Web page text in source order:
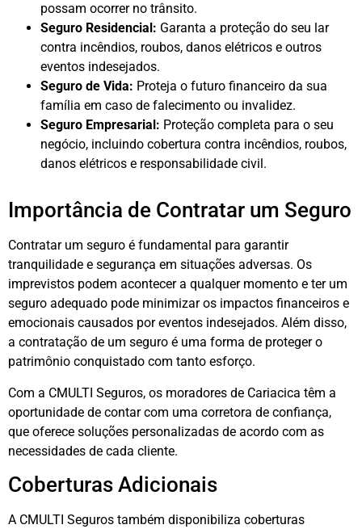
possam ocorrer no trânsito.
Seguro Residencial: Garanta a proteção do seu lar
contra incêndios, roubos, danos elétricos e outros
eventos indesejados.
Seguro de Vida: Proteja o futuro financeiro da sua
família em caso de falecimento ou invalidez.
Seguro Empresarial: Proteção completa para o seu
negócio, incluindo cobertura contra incêndios, roubos,
danos elétricos e responsabilidade civil.
Importância de Contratar um Seguro
Contratar um seguro é fundamental para garantir
tranquilidade e segurança em situações adversas. Os
imprevistos podem acontecer a qualquer momento e ter um
seguro adequado pode minimizar os impactos financeiros e
emocionais causados por eventos indesejados. Além disso,
a contratação de um seguro é uma forma de proteger o
patrimônio conquistado com tanto esforço.
Com a CMULTI Seguros, os moradores de Cariacica têm a
oportunidade de contar com uma corretora de confiança,
que oferece soluções personalizadas de acordo com as
necessidades de cada cliente.
Coberturas Adicionais
A CMULTI Seguros também disponibiliza coberturas